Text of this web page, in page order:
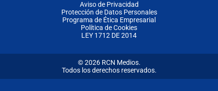
Aviso de Privacidad
Protección de Datos Personales
Programa de Ética Empresarial
Política de Cookies
LEY 1712 DE 2014
© 2026 RCN Medios.
Todos los derechos reservados.